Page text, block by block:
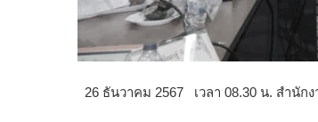
26 ธันวาคม 2567 เวลา 08.30 น. สำนั